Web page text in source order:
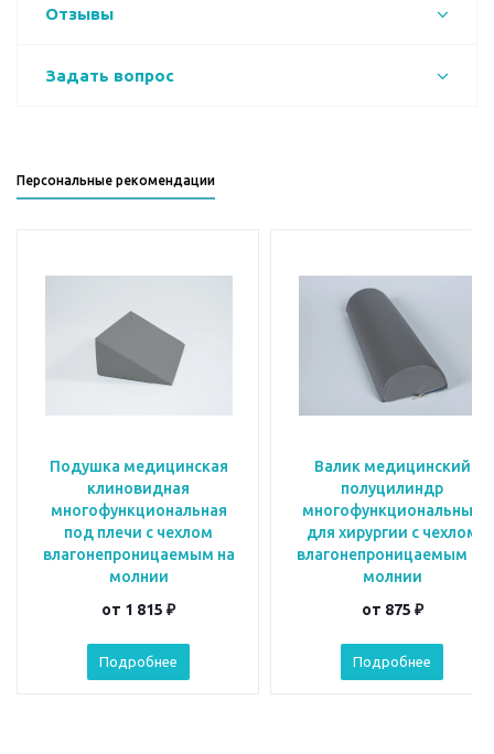
Отзывы
Задать вопрос
Персональные рекомендации
Подушка медицинская
клиновидная
многофункциональная
под плечи с чехлом
влагонепроницаемым на
молнии
от 1 815 ₽
Подробнее
Валик медицинский
полуцилиндр
многофункциональный
для хирургии с чехлом
влагонепроницаемым на
молнии
от 875 ₽
Подробнее